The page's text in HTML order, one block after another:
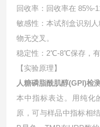
回收率：回收率在 85%-
敏感性：本试剂盒识别
物无交叉。
稳定性：2℃-8℃保存，有
【实验原理】
人糖磷脂酰肌醇(GPI)检
本中指标表达。用纯化
原，可与样品中指标相